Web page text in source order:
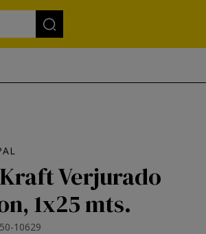
Verjurado
1x25 mts.
10629